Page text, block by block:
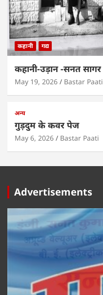
कहानी गद्य
कहानी-उड़ान -सनत सागर
May 19, 2026 Bastar Paati
अन्य
गुड़दुम के कवर पेज
May 6, 2026 Bastar Paati
Advertisements